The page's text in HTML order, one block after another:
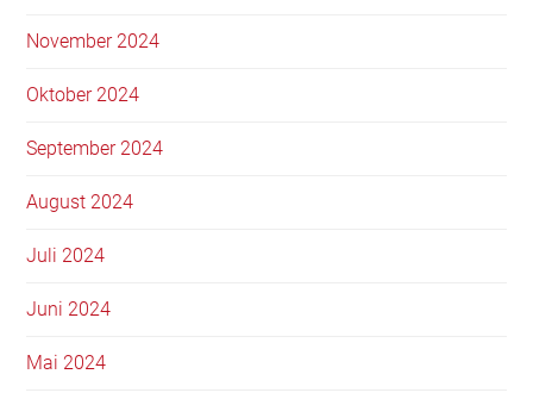
November 2024
Oktober 2024
September 2024
August 2024
Juli 2024
Juni 2024
Mai 2024